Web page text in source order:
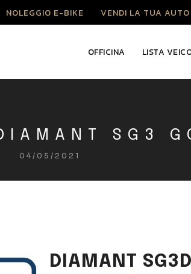
NOLEGGIO E-BIKE VENDI LA TUA AUTO
OFFICINA LISTA
SG3
04/05/2021
DIAMANT SG3D